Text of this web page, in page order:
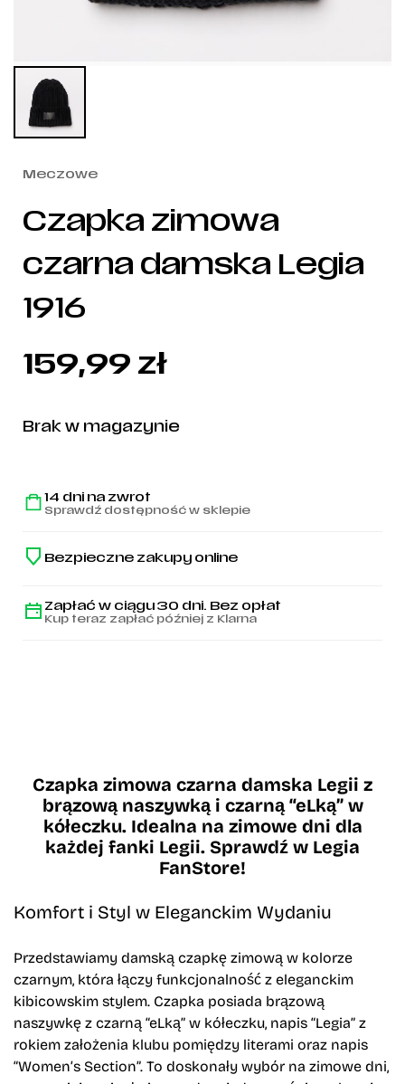
Meczowe
Czapka zimowa
czarna damska Legia
1916
159,99 zł
Brak w magazynie
14 dni na zwrot
Sprawdź dostępność w sklepie
Bezpieczne zakupy online
Zapłać w ciągu 30 dni. Bez opłat
Kup teraz zapłać później z Klarna
Czapka zimowa czarna damska Legii z
brązową naszywką i czarną “eLką” w
kółeczku. Idealna na zimowe dni dla
każdej fanki Legii. Sprawdź w Legia
FanStore!
Komfort i Styl w Eleganckim Wydaniu
Przedstawiamy damską czapkę zimową w kolorze
czarnym, która łączy funkcjonalność z eleganckim
kibicowskim stylem. Czapka posiada brązową
naszywkę z czarną “eLką” w kółeczku, napis “Legia” z
rokiem założenia klubu pomiędzy literami oraz napis
“Women’s Section”. To doskonały wybór na zimowe dni,